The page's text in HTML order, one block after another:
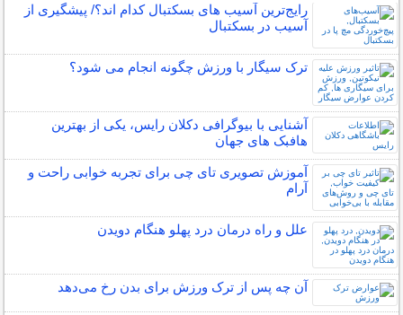
رایج‌ترین آسیب های بسکتبال کدام اند؟/ پیشگیری از
آسیب در بسکتبال
ترک سیگار با ورزش چگونه انجام می شود؟
آشنایی با بیوگرافی دکلان رایس، یکی از بهترین
هافبک های جهان
آموزش تصویری تای چی برای تجربه خوابی راحت و
آرام
علل و راه درمان درد پهلو هنگام دویدن
آن چه پس از ترک ورزش برای بدن رخ می‌دهد